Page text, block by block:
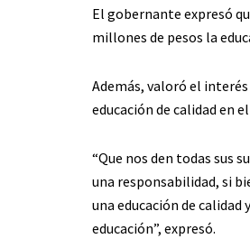
El gobernante expresó
millones de pesos la
Además, valoró el
educación de calidad en
“Que nos den todas sus
una responsabilidad, si
una educación de
educación”, expresó.